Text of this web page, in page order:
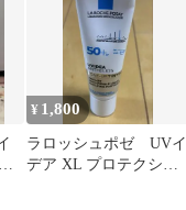
¥ 1,800
ラロッシュポゼ UVイ
デア XL プロテクショ